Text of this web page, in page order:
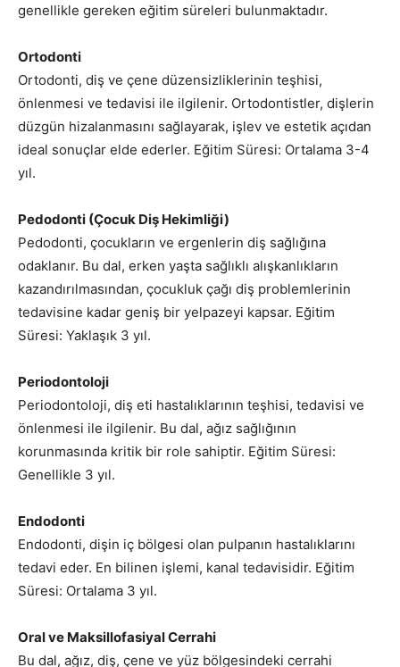
genellikle gereken eğitim süreleri bulunmaktadır.
Ortodonti
Ortodonti, diş ve çene düzensizliklerinin teşhisi,
önlenmesi ve tedavisi ile ilgilenir. Ortodontistler, dişlerin
düzgün hizalanmasını sağlayarak, işlev ve estetik açıdan
ideal sonuçlar elde ederler. Eğitim Süresi: Ortalama 3-4
yıl.
Pedodonti (Çocuk Diş Hekimliği)
Pedodonti, çocukların ve ergenlerin diş sağlığına
odaklanır. Bu dal, erken yaşta sağlıklı alışkanlıkların
kazandırılmasından, çocukluk çağı diş problemlerinin
tedavisine kadar geniş bir yelpazeyi kapsar. Eğitim
Süresi: Yaklaşık 3 yıl.
Periodontoloji
Periodontoloji, diş eti hastalıklarının teşhisi, tedavisi ve
önlenmesi ile ilgilenir. Bu dal, ağız sağlığının
korunmasında kritik bir role sahiptir. Eğitim Süresi:
Genellikle 3 yıl.
Endodonti
Endodonti, dişin iç bölgesi olan pulpanın hastalıklarını
tedavi eder. En bilinen işlemi, kanal tedavisidir. Eğitim
Süresi: Ortalama 3 yıl.
Oral ve Maksillofasiyal Cerrahi
Bu dal, ağız, diş, çene ve yüz bölgesindeki cerrahi